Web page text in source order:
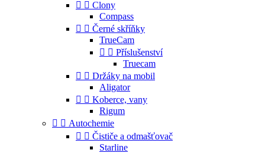
  Clony
Compass
  Černé skříňky
TrueCam
  Příslušenství
Truecam
  Držáky na mobil
Aligator
  Koberce, vany
Rigum
  Autochemie
  Čističe a odmašťovač
Starline